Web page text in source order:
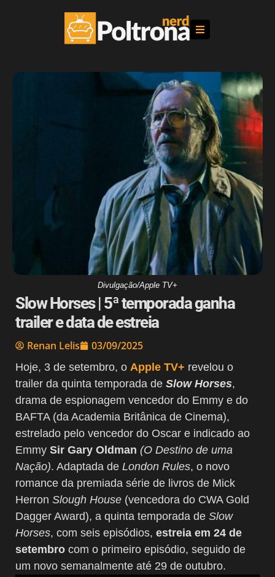
Divulgação/Apple TV+
Slow Horses | 5ª temporada ganha
trailer e data de estreia
Renan Lelis 03/09/2025
Hoje, 3 de setembro, o Apple TV+ revelou o
trailer da quinta temporada de Slow Horses,
drama de espionagem vencedor do Emmy e do
BAFTA (da Academia Britânica de Cinema),
estrelado pelo vencedor do Oscar e indicado ao
Emmy Sir Gary Oldman (O Destino de uma
Nação). Adaptada de London Rules, o novo
romance da premiada série de livros de Mick
Herron Slough House (vencedora do CWA Gold
Dagger Award), a quinta temporada de Slow
Horses, com seis episódios, estreia em 24 de
setembro com o primeiro episódio, seguido de
um novo semanalmente até 29 de outubro.